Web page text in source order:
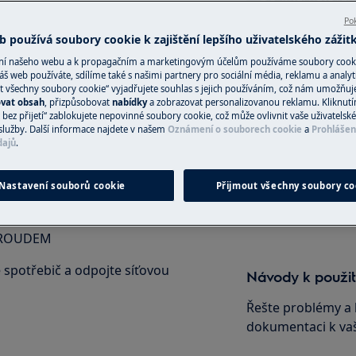
bezpečnostními informacemi
a odpojte síťovou
Objednejte si
Objednejte si
Zajistíme vám
techniky
Návody k
Řešte problémy
dokumentaci k
používá soubory cookie k zajištění lepšího uživatelského
našeho webu a k propagačním a marketingovým účelům používáme soubory
web používáte, sdílíme také s našimi partnery pro sociální média, reklamu a
všechny soubory cookie“ vyjadřujete souhlas s jejich používáním, což nám
obsah, přizpůsobovat nabídkya zobrazovat personalizovanou reklamu.
bez přijetí“ zablokujete nepovinné soubory cookie, což může ovlivnit vaše
Další informace najdete v našem Oznámení o souborech cookie a
.
Nastavení souborů cookie Přijmout všechny soubory